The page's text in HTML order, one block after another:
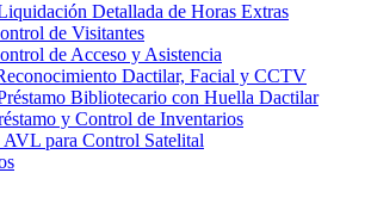
Detallada de Horas Extras
de Visitantes
de Acceso y Asistencia
Dactilar, Facial y CCTV
Bibliotecario con Huella Dactilar
y Control de Inventarios
AVL para Control Satelital